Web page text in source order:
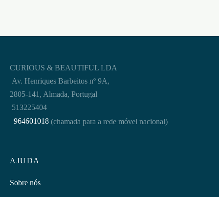
AJUDA
Sobre nós
CURIOUS & BEAUTIFUL LDA
Av. Henriques Barbeitos nº 9A,
2805-141, Almada, Portugal
513225404
964601018 (chamada para a rede móvel nacional)